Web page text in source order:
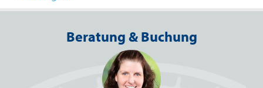
Beratung & Buchung